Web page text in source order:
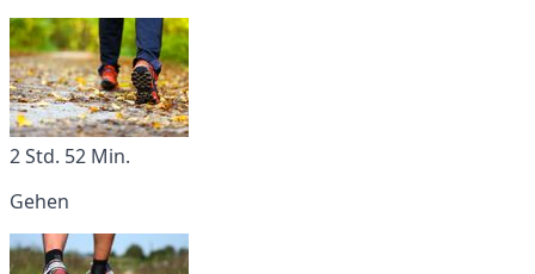
2 Std. 52 Min.
Gehen